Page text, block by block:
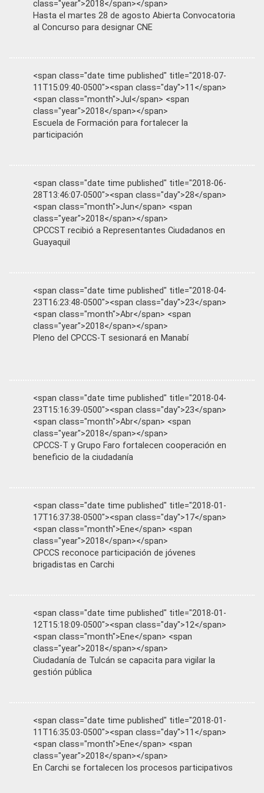
class="year">2018</span></span>
Hasta el martes 28 de agosto Abierta Convocatoria
al Concurso para designar CNE
<span class="date time published" title="2018-07-
11T15:09:40-0500"><span class="day">11</span>
<span class="month">Jul</span> <span
class="year">2018</span></span>
Escuela de Formación para fortalecer la
participación
<span class="date time published" title="2018-06-
28T13:46:07-0500"><span class="day">28</span>
<span class="month">Jun</span> <span
class="year">2018</span></span>
CPCCST recibió a Representantes Ciudadanos en
Guayaquil
<span class="date time published" title="2018-04-
23T16:23:48-0500"><span class="day">23</span>
<span class="month">Abr</span> <span
class="year">2018</span></span>
Pleno del CPCCS-T sesionará en Manabí
<span class="date time published" title="2018-04-
23T15:16:39-0500"><span class="day">23</span>
<span class="month">Abr</span> <span
class="year">2018</span></span>
CPCCS-T y Grupo Faro fortalecen cooperación en
beneficio de la ciudadanía
<span class="date time published" title="2018-01-
17T16:37:38-0500"><span class="day">17</span>
<span class="month">Ene</span> <span
class="year">2018</span></span>
CPCCS reconoce participación de jóvenes
brigadistas en Carchi
<span class="date time published" title="2018-01-
12T15:18:09-0500"><span class="day">12</span>
<span class="month">Ene</span> <span
class="year">2018</span></span>
Ciudadanía de Tulcán se capacita para vigilar la
gestión pública
<span class="date time published" title="2018-01-
11T16:35:03-0500"><span class="day">11</span>
<span class="month">Ene</span> <span
class="year">2018</span></span>
En Carchi se fortalecen los procesos participativos